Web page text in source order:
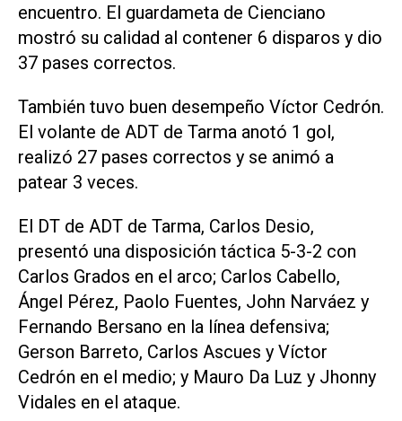
encuentro. El guardameta de Cienciano
mostró su calidad al contener 6 disparos y dio
37 pases correctos.
También tuvo buen desempeño Víctor Cedrón.
El volante de ADT de Tarma anotó 1 gol,
realizó 27 pases correctos y se animó a
patear 3 veces.
El DT de ADT de Tarma, Carlos Desio,
presentó una disposición táctica 5-3-2 con
Carlos Grados en el arco; Carlos Cabello,
Ángel Pérez, Paolo Fuentes, John Narváez y
Fernando Bersano en la línea defensiva;
Gerson Barreto, Carlos Ascues y Víctor
Cedrón en el medio; y Mauro Da Luz y Jhonny
Vidales en el ataque.